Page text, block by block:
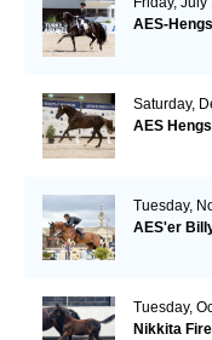
AES-
Saturday,
AES
Tuesday,
AES'er
Tuesday,
Nikkita